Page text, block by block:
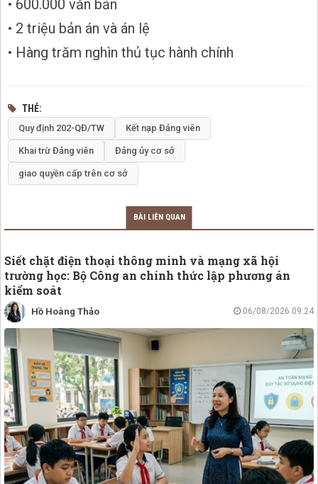
• 600.000 văn bản
• 2 triệu bản án và án lệ
• Hàng trăm nghìn thủ tục hành chính
THẺ
Quy định 202-QĐ/TW Kết nạp Đảng viên
Khai trừ Đảng viên Đảng ủy cơ sở
giao quyền cấp trên cơ sở
BÀI LIÊN QUAN
Siết chặt điện thoại thông minh và mạng xã hội
trường học: Bộ Công an chính thức lập phương án
kiểm soát
Hồ Hoàng Thảo 06/08/2026 09:24